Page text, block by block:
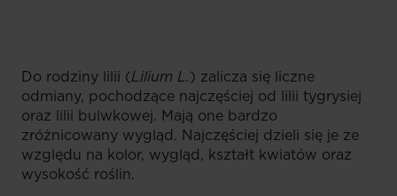
Do rodziny lilii (Lilium L.) zalicza się liczne
odmiany, pochodzące najczęściej od lilii tygrysiej
oraz lilii bulwkowej. Mają one bardzo
zróżnicowany wygląd. Najczęściej dzieli się je ze
względu na kolor, wygląd, kształt kwiatów oraz
wysokość roślin.